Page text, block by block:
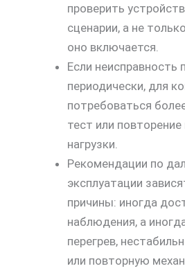
проверить
сценарии, а не
оно включается.
Если неисправность
периодически, для
потребоваться
тест или
нагрузки.
Рекомендации по
эксплуатации
причины: иногда
наблюдения, а
перегрев,
или повторную